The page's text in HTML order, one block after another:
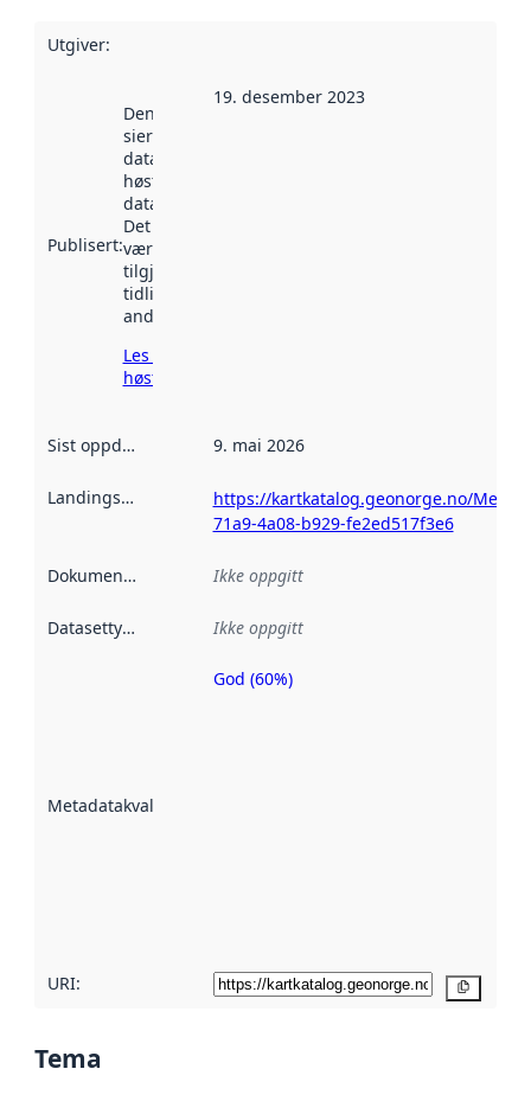
Utgiver:
Publisert:
Denne datoen
sier når
datasettet ble
høstet av
data.norge.no.
Det kan ha
vært
tilgjengelig
tidligere
andre steder.
Les mer om
høsting her
19. desember 2023
Sist oppdatert 9. mai 2026
Landingsside
https://kartkatalog.geonorge.no/
71a9-4a08-b929-fe2ed517f3e6
Dokumentasjon Ikke oppgitt
Datasettype Ikke oppgitt
Metadatakvalitet
Metadatakvalitet
God (60%)
URI:
Tema